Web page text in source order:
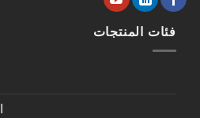
فئات المنتجات